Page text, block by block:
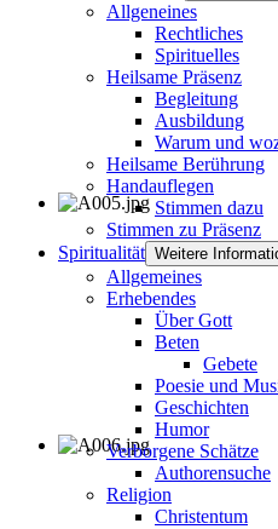
Allgeneines
Rechtliches
Spirituelles
Heilsame Präsenz
Begleitung
Ausbildung
Warum und
Heilsame Berührung
Handauflegen
Stimmen dazu
Stimmen zu Präsenz
Spiritualität Weitere
Allgemeines
Erhebendes
Über Gott
Beten
Gebete
Poesie und
Geschichten
Humor
Verborgene Schätze
Authorensuche
Religion
Christentum